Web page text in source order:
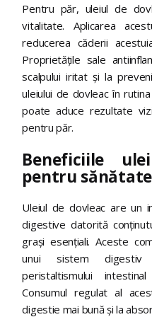
Pentru păr, uleiul de
vitalitate. Aplicarea
reducerea căderii
Proprietățile sale
scalpului iritat și la
uleiului de dovleac în
poate aduce rezultate
pentru păr.
Beneficiile
pentru
Uleiul de dovleac are un
digestive datorită
grași esențiali. Aceste
unui sistem digestiv
peristaltismului
Consumul regulat al
digestie mai bună și la